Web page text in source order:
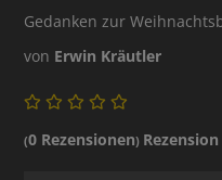
Gedanken zur
von Erwin Kräutler
(0 Rezensionen)